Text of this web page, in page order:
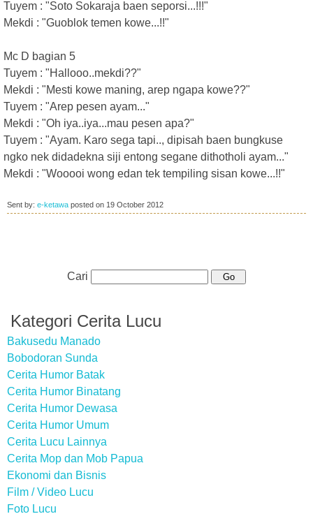
Tuyem : "Soto Sokaraja baen seporsi...!!!"
Mekdi : "Guoblok temen kowe...!!"
Mc D bagian 5
Tuyem : "Hallooo..mekdi??"
Mekdi : "Mesti kowe maning, arep ngapa kowe??"
Tuyem : "Arep pesen ayam..."
Mekdi : "Oh iya..iya...mau pesen apa?"
Tuyem : "Ayam. Karo sega tapi.., dipisah baen bungkuse
ngko nek didadekna siji entong segane dithotholi ayam..."
Mekdi : "Wooooi wong edan tek tempiling sisan kowe...!!"
Sent by: e-ketawa posted on 19 October 2012
Cari
Kategori Cerita Lucu
Bakusedu Manado
Bobodoran Sunda
Cerita Humor Batak
Cerita Humor Binatang
Cerita Humor Dewasa
Cerita Humor Umum
Cerita Lucu Lainnya
Cerita Mop dan Mob Papua
Ekonomi dan Bisnis
Film / Video Lucu
Foto Lucu